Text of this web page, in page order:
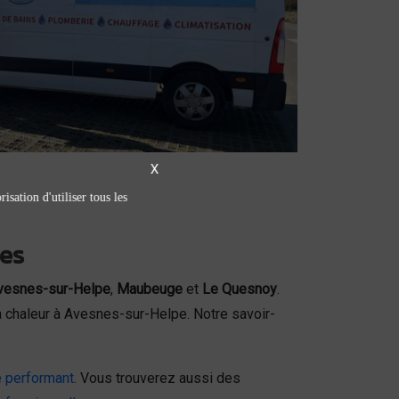
sur-Helpe, Maubeuge et Le Quesnoy.
à Avesnes-sur-Helpe. Notre savoir-
performant. Vous trouverez aussi des
X
d'utiliser tous les